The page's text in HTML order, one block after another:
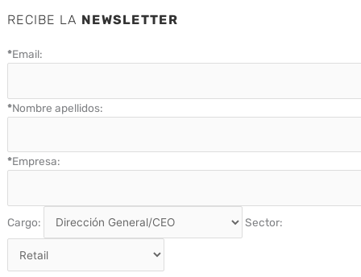
RECIBE LA NEWSLETTER
*Email:
*Nombre apellidos:
*Empresa:
Cargo: Sector: